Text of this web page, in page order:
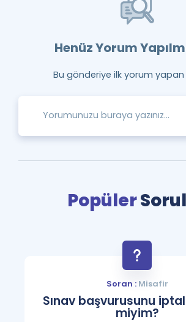
Henüz Yorum
Bu gönderiye ilk yorum yapan
Popüler
Soran :Misafir
Sınav başvurusunu
miyim?